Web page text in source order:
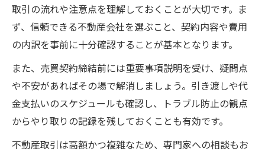
取引の流れや注意点を理解しておくことが大切です。ま
ず、信頼できる不動産会社を選ぶこと、契約内容や費用
の内訳を事前に十分確認することが基本となります。
また、売買契約締結前には重要事項説明を受け、疑問点
や不安があればその場で解消しましょう。引き渡しや代
金支払いのスケジュールも確認し、トラブル防止の観点
からやり取りの記録を残しておくことも有効です。
不動産取引は高額かつ複雑なため、専門家への相談もお